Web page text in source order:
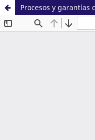
Procesos y garantías